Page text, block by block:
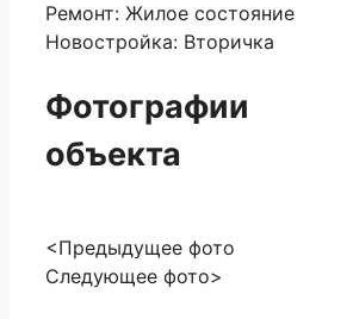
Ремонт: Жилое состояние
Новостройка: Вторичка
Фотографии
объекта
<Предыдущее фото
Следующее фото>